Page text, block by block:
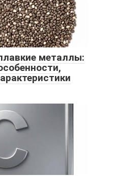
металлы: